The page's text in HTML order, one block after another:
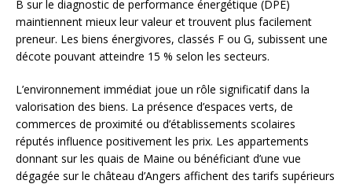
B sur le diagnostic de performance énergétique (DPE)
maintiennent mieux leur valeur et trouvent plus facilement
preneur. Les biens énergivores, classés F ou G, subissent une
décote pouvant atteindre 15 % selon les secteurs.
L’environnement immédiat joue un rôle significatif dans la
valorisation des biens. La présence d’espaces verts, de
commerces de proximité ou d’établissements scolaires
réputés influence positivement les prix. Les appartements
donnant sur les quais de Maine ou bénéficiant d’une vue
dégagée sur le château d’Angers affichent des tarifs supérieurs